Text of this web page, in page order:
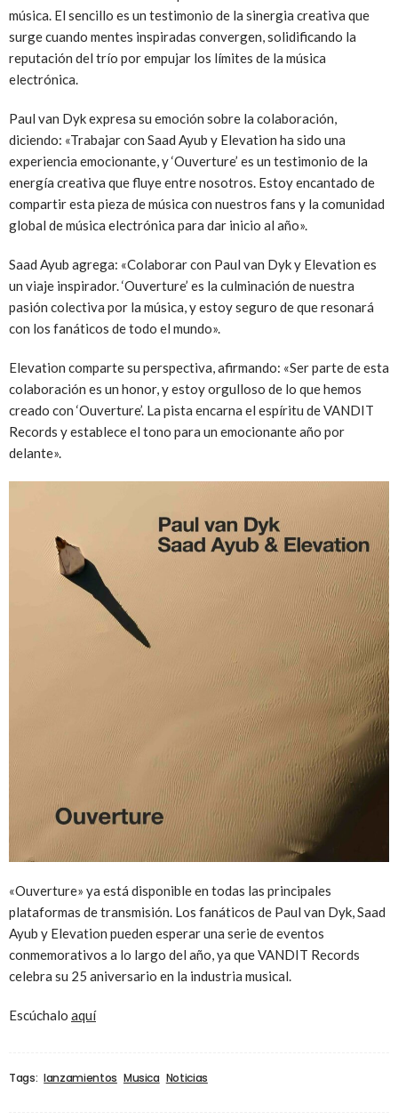
música. El sencillo es un testimonio de la sinergia creativa que
surge cuando mentes inspiradas convergen, solidificando la
reputación del trío por empujar los límites de la música
electrónica.
Paul van Dyk expresa su emoción sobre la colaboración,
diciendo: «Trabajar con Saad Ayub y Elevation ha sido una
experiencia emocionante, y ‘Ouverture’ es un testimonio de la
energía creativa que fluye entre nosotros. Estoy encantado de
compartir esta pieza de música con nuestros fans y la comunidad
global de música electrónica para dar inicio al año».
Saad Ayub agrega: «Colaborar con Paul van Dyk y Elevation es
un viaje inspirador. ‘Ouverture’ es la culminación de nuestra
pasión colectiva por la música, y estoy seguro de que resonará
con los fanáticos de todo el mundo».
Elevation comparte su perspectiva, afirmando: «Ser parte de esta
colaboración es un honor, y estoy orgulloso de lo que hemos
creado con ‘Ouverture’. La pista encarna el espíritu de VANDIT
Records y establece el tono para un emocionante año por
delante».
«Ouverture» ya está disponible en todas las principales
plataformas de transmisión. Los fanáticos de Paul van Dyk, Saad
Ayub y Elevation pueden esperar una serie de eventos
conmemorativos a lo largo del año, ya que VANDIT Records
celebra su 25 aniversario en la industria musical.
Escúchalo aquí
Tags: lanzamientos Musica Noticias